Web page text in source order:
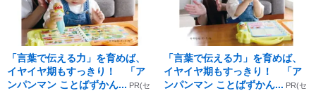
「言葉で伝える力」を育めば、
イヤイヤ期もすっきり！ 「ア
ンパンマン ことばずかん... PR(セ
「言葉で伝える力」を育めば、
イヤイヤ期もすっきり！ 「ア
ンパンマン ことばずかん... PR(セ